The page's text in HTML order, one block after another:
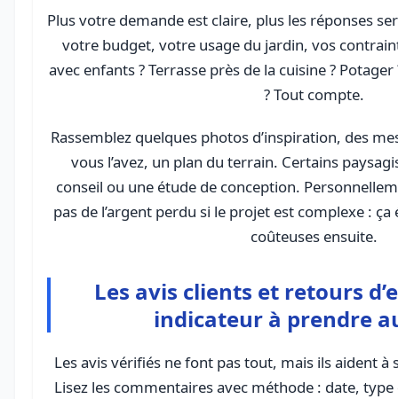
Plus votre demande est claire, plus les réponses
votre budget, votre usage du jardin, vos
avec enfants ? Terrasse près de la cuisine ?
? Tout compte.
Rassemblez quelques photos d’inspiration, des
vous l’avez, un plan du terrain. Certains
conseil ou une étude de conception.
pas de l’argent perdu si le projet est complexe :
coûteuses ensuite.
Les avis clients et retours
indicateur à prendre
Les avis vérifiés ne font pas tout, mais ils aident à
Lisez les commentaires avec méthode : date,